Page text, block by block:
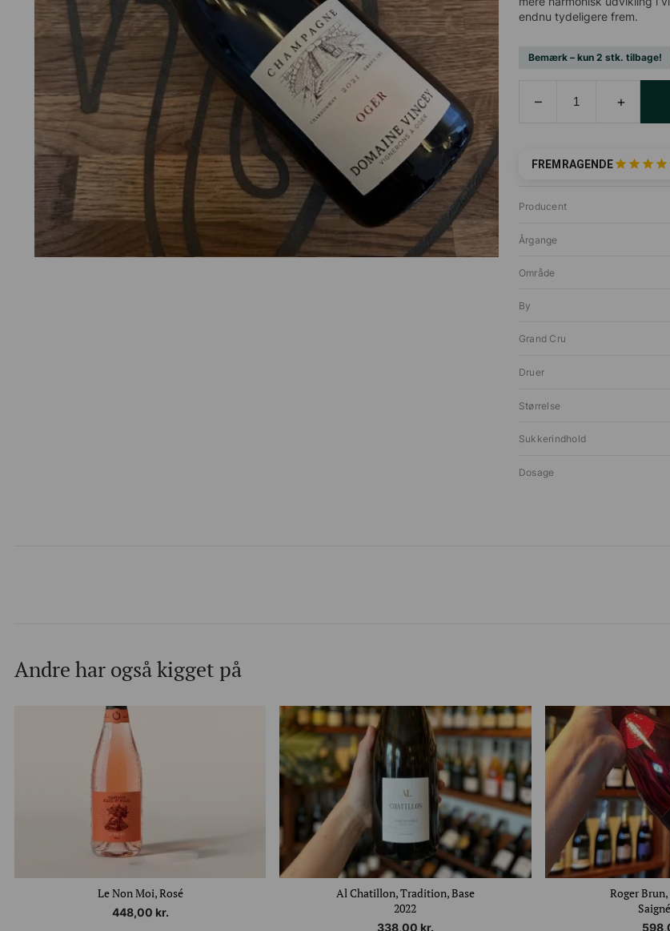
endnu tydeligere frem.
Bemærk – kun 2 stk. tilbage!
–
Vincey,
antal
+
FREMRAGENDE
Producent
Årgange
Område
By
Grand Cru
Druer
Størrelse
Sukkerindhold
Dosage
Andre har også kigget på
Le Non Moi, Rosé
448,00 kr.
Al Chatillon, Tradition, Base
2022
338,00 kr.
Roger